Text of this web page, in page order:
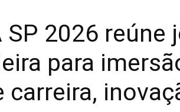
SP 2026 reúne
para
carreira,